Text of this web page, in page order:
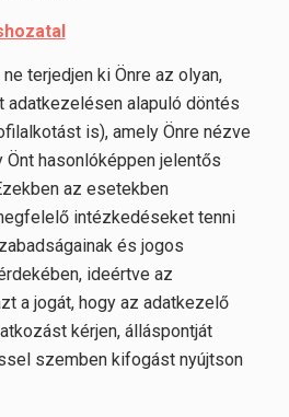
terjedjen ki Önre az olyan,
adatkezelésen alapuló döntés
is), amely Önre nézve
Önt hasonlóképpen jelentős
az esetekben
intézkedéseket tenni
és jogos
ideértve az
a jogát, hogy az adatkezelő
kérjen, álláspontját
szemben kifogást nyújtson